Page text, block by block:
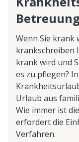
Wenn Sie krank
krankschreiben
krank wird und
es zu pflegen?
Urlaub aus
Wie immer ist
erfordert die
Verfahren.